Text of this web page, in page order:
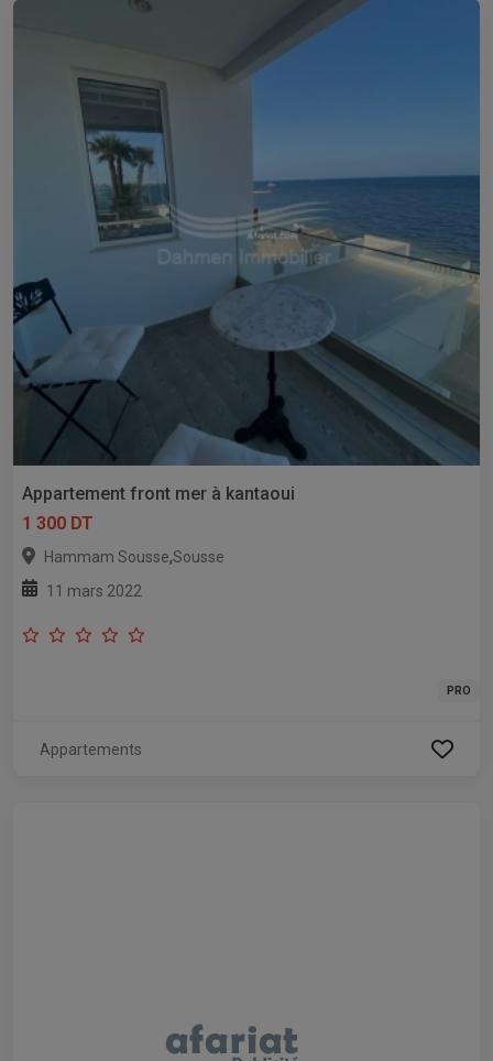
Appartement front mer à kantaoui
1 300 DT
Hammam Sousse,Sousse
11 mars 2022
PRO
Appartements